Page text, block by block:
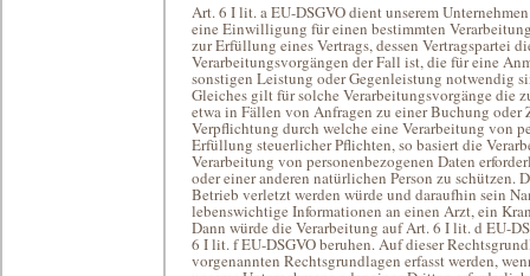
Art. 6 I lit. a EU-DSGVO dient unserem
eine Einwilligung für einen bestimmten
zur Erfüllung eines Vertrags, dessen Vertragspartei
Verarbeitungsvorgängen der Fall ist, die für eine
sonstigen Leistung oder Gegenleistung notwendig
Gleiches gilt für solche Verarbeitungsvorgänge die
etwa in Fällen von Anfragen zu einer Buchung
Verpflichtung durch welche eine Verarbeitung von
Erfüllung steuerlicher Pflichten, so basiert die
Verarbeitung von personenbezogenen Daten
oder einer anderen natürlichen Person zu schützen.
Betrieb verletzt werden würde und daraufhin sein
lebenswichtige Informationen an einen Arzt, ein
Dann würde die Verarbeitung auf Art. 6 I lit. d EU-
6 I lit. f EU-DSGVO beruhen. Auf dieser
vorgenannten Rechtsgrundlagen erfasst werden,